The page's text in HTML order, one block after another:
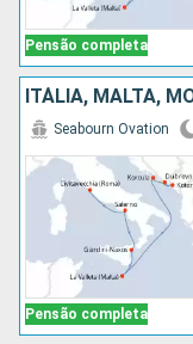
Pensão completa
Pensão completa
Seabourn Ovation